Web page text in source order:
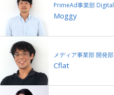
PrimeAd事業部
Moggy
メディア事業部 開発
Cflat